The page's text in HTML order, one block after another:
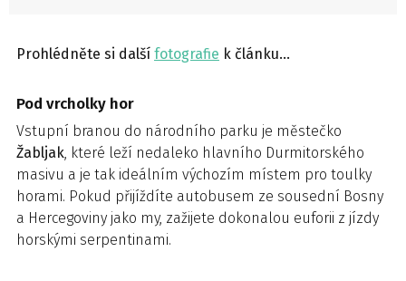
Prohlédněte si další fotografie k článku…
Pod vrcholky hor
Vstupní branou do národního parku je městečko
Žabljak, které leží nedaleko hlavního Durmitorského
masivu a je tak ideálním výchozím místem pro toulky
horami. Pokud přijíždíte autobusem ze sousední Bosny
a Hercegoviny jako my, zažijete dokonalou euforii z jízdy
horskými serpentinami.